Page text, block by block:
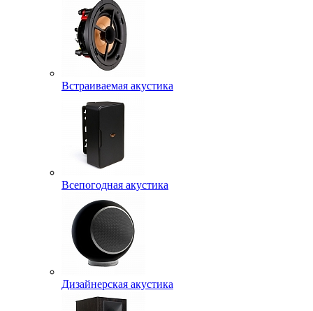
Встраиваемая акустика
Всепогодная акустика
Дизайнерская акустика